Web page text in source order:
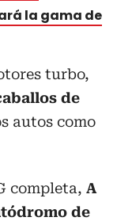
la gama de
turbo,
de
autos como
completa, A
de